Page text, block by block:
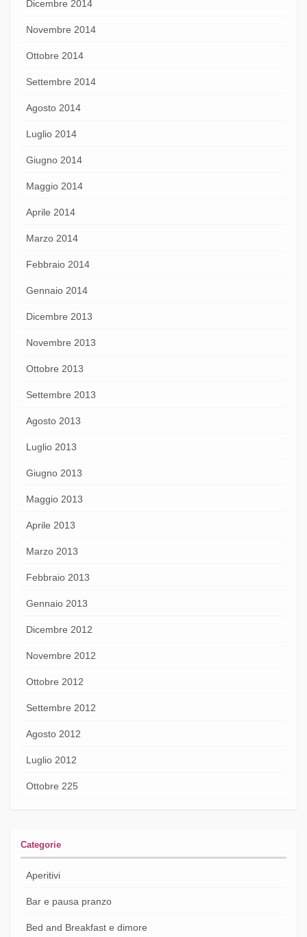
Dicembre 2014
Novembre 2014
Ottobre 2014
Settembre 2014
Agosto 2014
Luglio 2014
Giugno 2014
Maggio 2014
Aprile 2014
Marzo 2014
Febbraio 2014
Gennaio 2014
Dicembre 2013
Novembre 2013
Ottobre 2013
Settembre 2013
Agosto 2013
Luglio 2013
Giugno 2013
Maggio 2013
Aprile 2013
Marzo 2013
Febbraio 2013
Gennaio 2013
Dicembre 2012
Novembre 2012
Ottobre 2012
Settembre 2012
Agosto 2012
Luglio 2012
Ottobre 225
Categorie
Aperitivi
Bar e pausa pranzo
Bed and Breakfast e dimore